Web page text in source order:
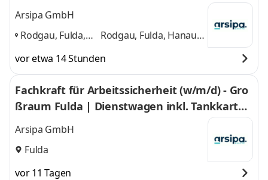
nstwagen inkl. Tankkarte zur privaten Nutzu
Arsipa GmbH
Rodgau, Fulda,
am Main,
Rodgau, Fulda, Hanau,
2 weitere
vor etwa 14 Stunden
Fachkraft für Arbeitssicherheit (w/m/d) - Gro
ßraum Fulda | Dienstwagen inkl. Tankkarte z
ur privaten Nutzung
Arsipa GmbH
Fulda
vor 11 Tagen